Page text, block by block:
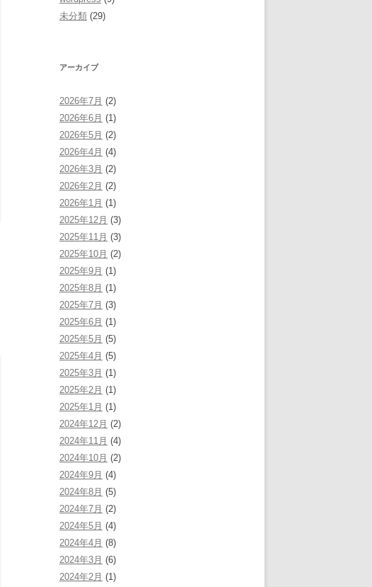
未分類 (29)
アーカイブ
2026年7月 (2)
2026年6月 (1)
2026年5月 (2)
2026年4月 (4)
2026年3月 (2)
2026年2月 (2)
2026年1月 (1)
2025年12月 (3)
2025年11月 (3)
2025年10月 (2)
2025年9月 (1)
2025年8月 (1)
2025年7月 (3)
2025年6月 (1)
2025年5月 (5)
2025年4月 (5)
2025年3月 (1)
2025年2月 (1)
2025年1月 (1)
2024年12月 (2)
2024年11月 (4)
2024年10月 (2)
2024年9月 (4)
2024年8月 (5)
2024年7月 (2)
2024年5月 (4)
2024年4月 (8)
2024年3月 (6)
2024年2月 (1)